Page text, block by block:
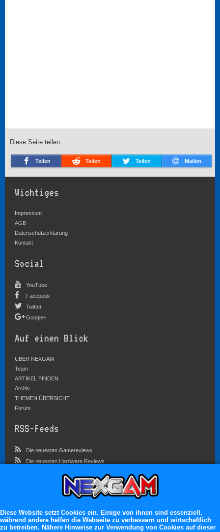
Diese Seite teilen:
Teilen Teilen Teilen Mailen
Wichtiges
Impressum
AGB
Datenschutzerklärung
Kontakt
Social
YouTube
Facebook
Twitter
Google+
Auf einen Blick
ÜBER NEXGAM
Team
ARTIKEL FINDEN
Archiv
THEMEN ÜBERSICHT
Forum
RSS-Feeds
Die neuesten Gamereviews
Die neuesten Hardware Reviews
Im Forum sind zur Zeit 3569 Benutzer online
Es erwarten dich:
Diese Website setzt Cookies ein. Einige von ihnen sind essenziell,
während andere helfen die Webseite zu verbessern und wirtschaftlich
zu betreiben. Nähere Hinweise zur Verwendung von Cookies auf dieser